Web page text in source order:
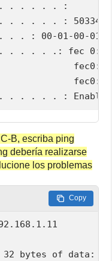
. . . . . :
. . . . . :
. . : 00-01-00-01-
. . . . .: fec
B, escriba ping
debería realizarse
los problemas
Copy
32 bytes of data: